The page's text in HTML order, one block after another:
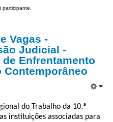
- 2026
participante.
Vagas -
Judicial -
Enfrentamento
Contemporâneo
do Trabalho da 10.ª
instituições associadas para